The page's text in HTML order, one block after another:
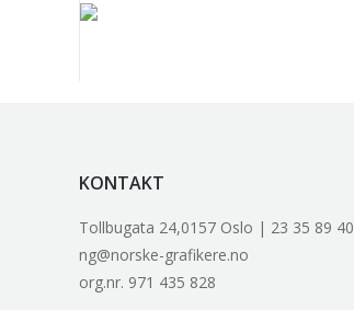
KONTAKT
Tollbugata 24,0157 Oslo | 23 35 89 40
ng@norske-grafikere.no
org.nr. 971 435 828